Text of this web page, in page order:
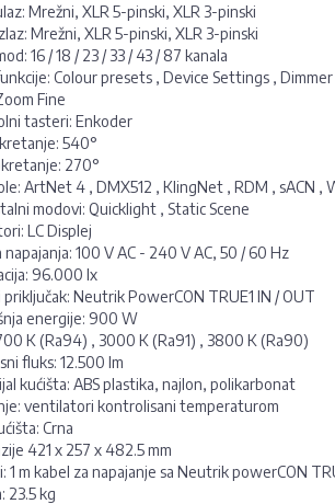
Mrežni, XLR 5-pinski, XLR 3-pinski
Mrežni, XLR 5-pinski, XLR 3-pinski
16 / 18 / 23 / 33 / 43 / 87 kanala
Colour presets , Device Settings ,
Fine
tasteri: Enkoder
540°
270°
ArtNet 4 , DMX512 , KlingNet , RDM , sACN ,
modovi: Quicklight , Static Scene
LC Displej
100 V AC - 240 V AC, 50 / 60 Hz
96.000 lx
Neutrik PowerCON TRUE1 IN / OUT
energije: 900 W
K (Ra94) , 3000 K (Ra91) , 3800 K (Ra90)
fluks: 12.500 lm
kućišta: ABS plastika, najlon, polikarbonat
ventilatori kontrolisani temperaturom
Crna
421 x 257 x 482.5 mm
1 m kabel za napajanje sa Neutrik powerCON
23.5 kg